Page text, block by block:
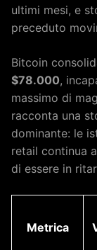
ultimi mesi, e
preceduto
Bitcoin
$78.000,
massimo di
racconta una
dominante: le
retail continua
di essere in
Metrica